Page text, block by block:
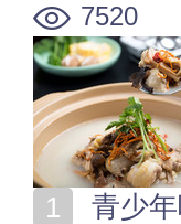
7520
青少